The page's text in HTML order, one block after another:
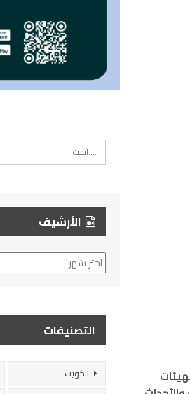
الأرشيف
الأرشيف
التصنيفات
الكويت